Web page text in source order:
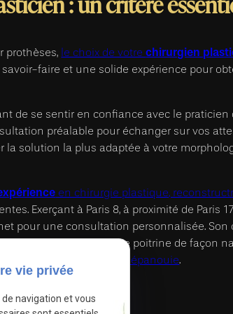
prothèses, le choix de votrechirurgien
faire et une solide expérience pour
de se sentir en confiance avec le praticien
préalable pour échanger sur vos
solution la plus adaptée à votre
en chirurgie plastique,
Exerçant à Paris 8, à proximité de Paris
pour une consultation personnalisée. Son
en sublimant votre poitrine de façon
une nouvelle féminité épanouie.
Autoriser
vie privée
navigation et vous